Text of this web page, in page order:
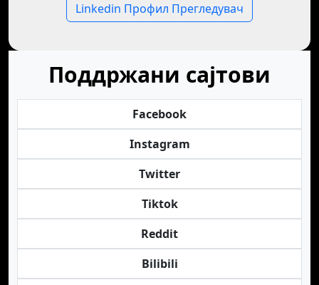
Linkedin Профил Прегледувач
Поддржани сајтови
Facebook
Instagram
Twitter
Tiktok
Reddit
Bilibili